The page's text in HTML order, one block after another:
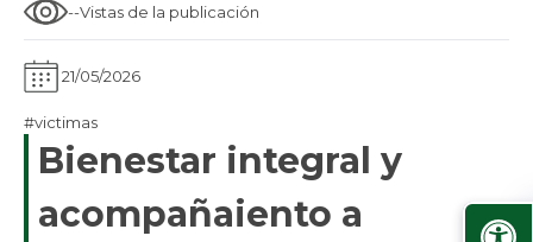
--Vistas de la publicación
21/05/2026
#victimas
Bienestar integral y
acompañaiento a